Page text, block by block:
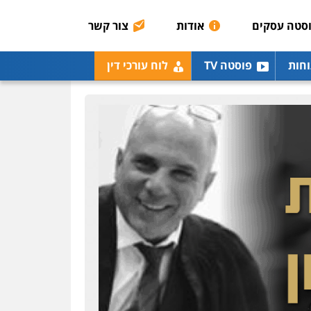
עסקים אודות צור קשר
פוסטה TV לוח עורכי דין
מנשה, אלמוג – עורכי דין
פלילי עבירות תנועה
צווארון לבן תעבורה עורכי
דין לענייני אסירים מעצרים
0546470989
עו"ד אבי כהן
פלילי פשיעה חמורה
קטינים אלימות סמים
עבירות מין
0523647066
ויקי שמואל – משרד עו"ד
משפט פלילי
0528959600